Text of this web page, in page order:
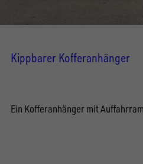
Kippbarer Kofferanhänger
Ein Kofferanhänger mit